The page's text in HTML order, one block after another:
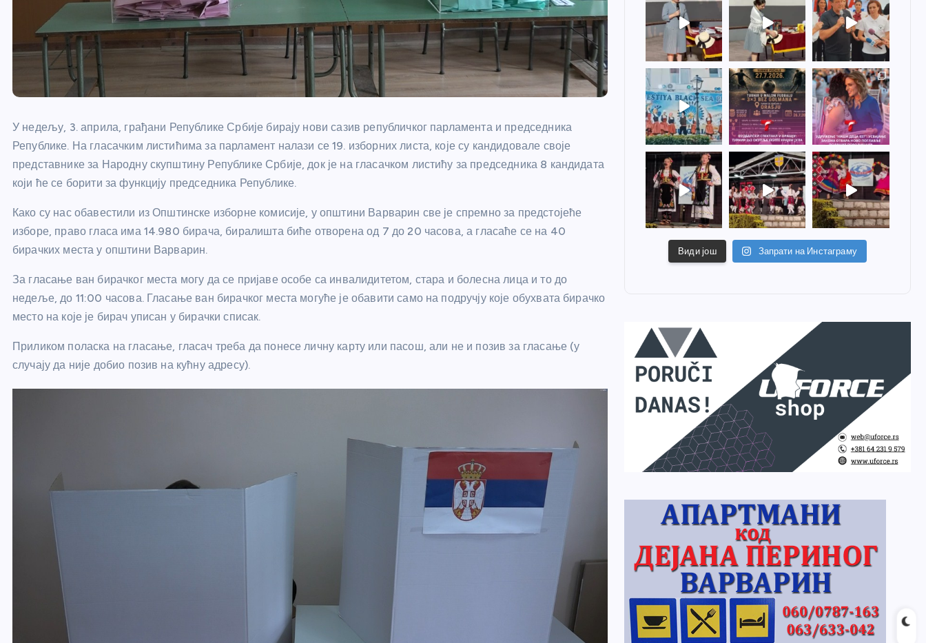
У недељу, 3. априла, грађани Републике Србије бирају нови сазив републичког парламента и председника
Републике. На гласачким листићима за парламент налази се 19. изборних листа, које су кандидовале своје
представнике за Народну скупштину Републике Србије, док је на гласачком листићу за председника 8 кандидата
који ће се борити за функцију председника Републике.
Како су нас обавестили из Општинске изборне комисије, у општини Варварин све је спремно за предстојеће
изборе, право гласа има 14.980 бирача, биралишта биће отворена од 7 до 20 часова, а гласаће се на 40
бирачких места у општини Варварин.
За гласање ван бирачког места могу да се пријаве особе са инвалидитетом, стара и болесна лица и то до
недеље, до 11:00 часова. Гласање ван бирачког места могуће је обавити само на подручју које обухвата бирачко
место на које је бирач уписан у бирачки списак.
Приликом поласка на гласање, гласач треба да понесе личну карту или пасош, али не и позив за гласање (у
случају да није добио позив на кућну адресу).
Види још Запрати на Инстаграму